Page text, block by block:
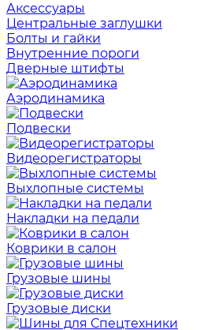
Аксессуары
Центральные заглушки
Болты и гайки
Внутренние пороги
Дверные штифты
Аэродинамика
Подвески
Видеорегистраторы
Выхлопные системы
Накладки на педали
Коврики в салон
Грузовые шины
Грузовые диски